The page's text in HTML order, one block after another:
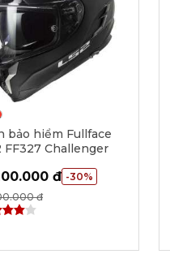
bảo hiểm Fullface
FF327 Challenger
đ -30%
đ